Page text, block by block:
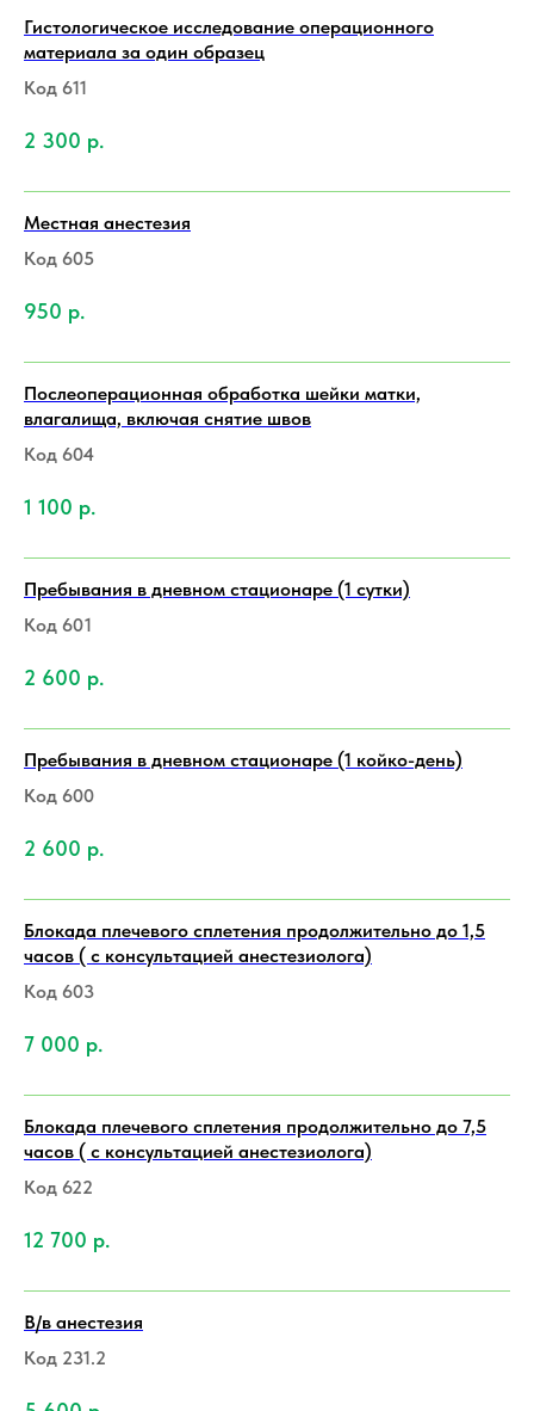
Гистологическое исследование операционного
материала за один образец
Код 611
2 300 р.
Местная анестезия
Код 605
950 р.
Послеоперационная обработка шейки матки,
влагалища, включая снятие швов
Код 604
1 100 р.
Пребывания в дневном стационаре (1 сутки)
Код 601
2 600 р.
Пребывания в дневном стационаре (1 койко-день)
Код 600
2 600 р.
Блокада плечевого сплетения продолжительно до 1,5
часов ( с консультацией анестезиолога)
Код 603
7 000 р.
Блокада плечевого сплетения продолжительно до 7,5
часов ( с консультацией анестезиолога)
Код 622
12 700 р.
В/в анестезия
Код 231.2